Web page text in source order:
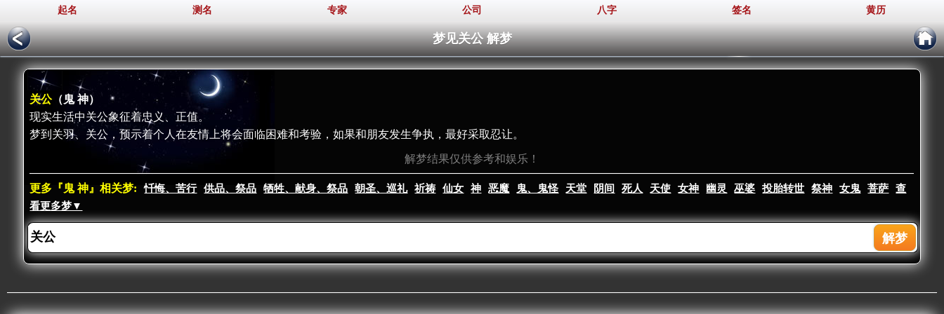
起名 测名 专家 公司 八字 签名 黄历
梦见关公 解梦
关公（鬼 神）
现实生活中关公象征着忠义、正值。
梦到关羽、关公，预示着个人在友情上将会面临困难和考验，如果和朋友发生争执，最好采取忍让。
解梦结果仅供参考和娱乐！
更多『鬼 神』相关梦: 忏悔、苦行 供品、祭品 牺牲、献身、祭品 朝圣、巡礼 祈祷 仙女 神 恶魔 鬼、鬼怪 天堂 阴间 死人 天使 女神 幽灵 巫婆 投胎转世 祭神 女鬼 菩萨
查
看更多梦▼